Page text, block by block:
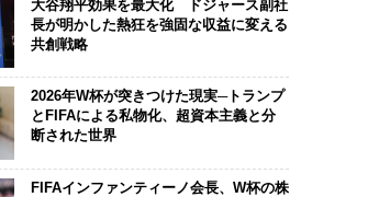
大谷翔平効果を最大化 ドジャース副社
長が明かした熱狂を強固な収益に変える
共創戦略
2026年W杯が突きつけた現実─トランプ
とFIFAによる私物化、超資本主義と分
断された世界
FIFAインファンティーノ会長、W杯の株